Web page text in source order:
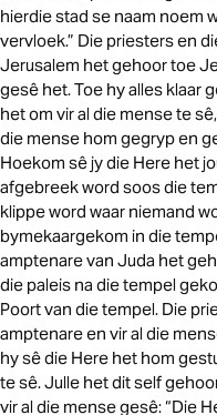
hierdie stad se naam noem
vervloek.” Die priesters en
Jerusalem het gehoor toe
gesê het. Toe hy alles klaar
het om vir al die mense te
die mense hom gegryp en
Hoekom sê jy die Here het
afgebreek word soos die
klippe word waar niemand
bymekaargekom in die
amptenare van Juda het
die paleis na die tempel
Poort van die tempel. Die
amptenare en vir al die
hy sê die Here het hom
te sê. Julle het dit self
vir al die mense gesê: “Die